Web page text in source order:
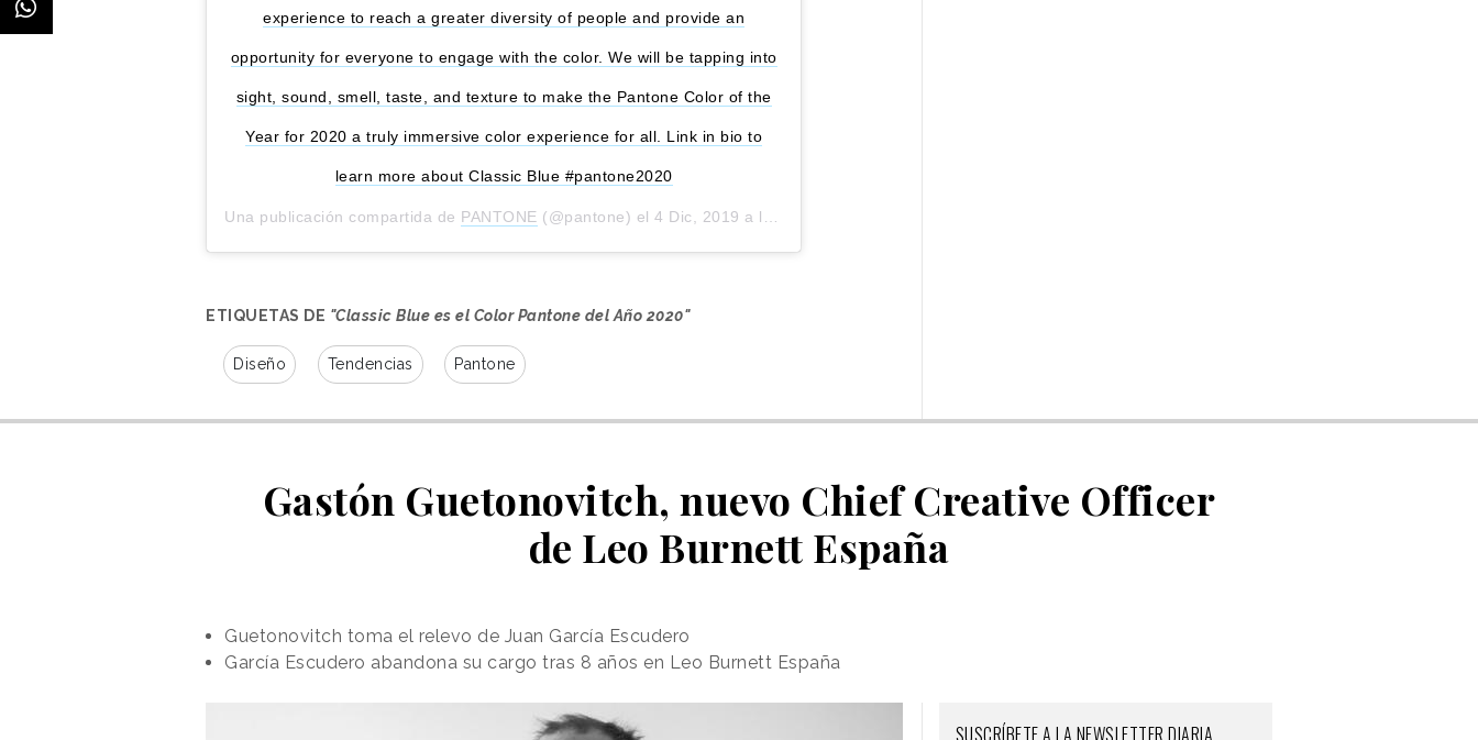
experience to reach a greater diversity of people and provide an
opportunity for everyone to engage with the color. We will be tapping into
sight, sound, smell, taste, and texture to make the Pantone Color of the
Year for 2020 a truly immersive color experience for all. Link in bio to
learn more about Classic Blue #pantone2020
Una publicación compartida de PANTONE (@pantone) el 4 Dic, 2019 a las 4:28 PST
ETIQUETAS DE "Classic Blue es el Color Pantone del Año 2020"
Diseño Tendencias Pantone
Gastón Guetonovitch, nuevo Chief Creative Officer
de Leo Burnett España
Guetonovitch toma el relevo de Juan García Escudero
García Escudero abandona su cargo tras 8 años en Leo Burnett España
SUSCRÍBETE A LA NEWSLETTER DIARIA